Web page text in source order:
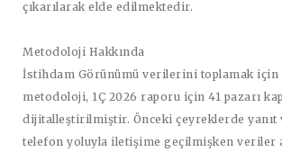
çıkarılarak elde edilmektedir.
Metodoloji Hakkında
İstihdam Görünümü verilerini toplamak için
metodoloji, 1Ç 2026 raporu için 41 pazarı
dijitalleştirilmiştir. Önceki çeyreklerde yanıt
telefon yoluyla iletişime geçilmişken veriler